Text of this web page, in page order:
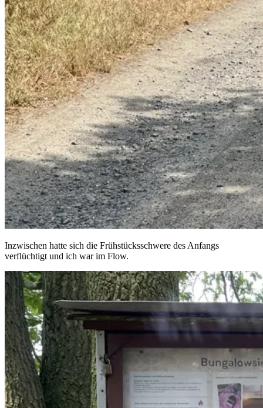
Inzwischen hatte sich die Frühstücksschwere des Anfangs
verflüchtigt und ich war im Flow.